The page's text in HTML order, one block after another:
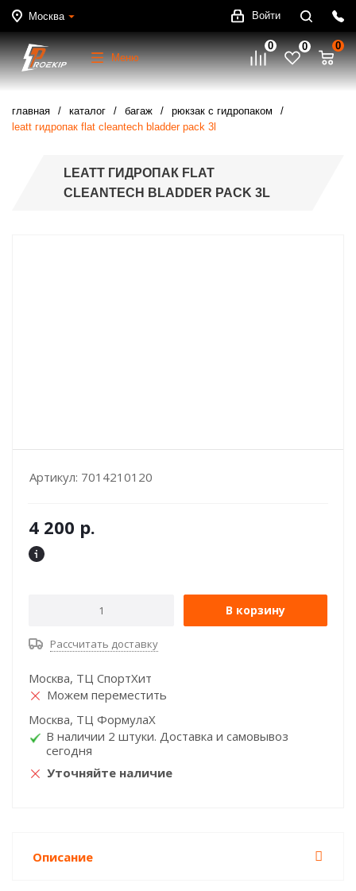
Москва Войти
Меню
0 0 0
главная каталог багаж
рюкзак с гидропаком
leatt гидропак flat cleantech bladder pack 3l
LEATT ГИДРОПАК FLAT
CLEANTECH BLADDER PACK 3L
Артикул: 7014210120
4 200 р.
В корзину
Рассчитать доставку
Москва, ТЦ СпортХит
Можем переместить
Москва, ТЦ ФормулаХ
В наличии 2 штуки. Доставка и самовывоз
сегодня
Уточняйте наличие
Описание